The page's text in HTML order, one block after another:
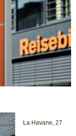
La Havane, 27